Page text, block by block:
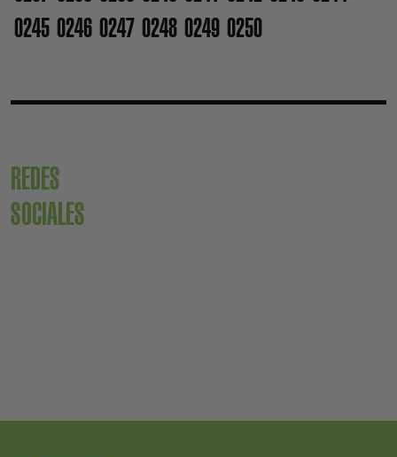
0245 0246 0247 0248 0249 0250
REDES
SOCIALES